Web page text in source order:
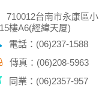
710012台南市永康區
樓A6(經緯天厦)
電話：(06)237-1588
傳真：(06)208-5963
同業：(06)2357-957